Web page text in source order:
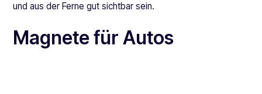
und aus der Ferne gut sichtbar sein.
Magnete für Autos